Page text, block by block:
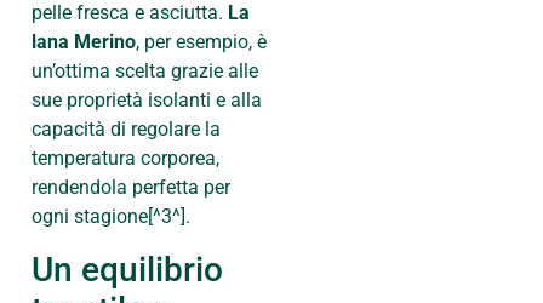
pelle fresca e asciutta. La
lana Merino, per esempio, è
un’ottima scelta grazie alle
sue proprietà isolanti e alla
capacità di regolare la
temperatura corporea,
rendendola perfetta per
ogni stagione[^3^].
Un equilibrio